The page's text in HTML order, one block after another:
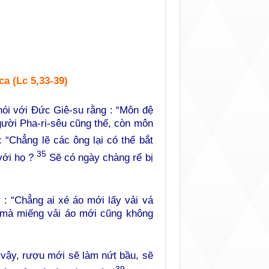
(Lc 5,33-39)
với Đức Giê-su rằng : “Môn đệ
Pha-ri-sêu cũng thế, còn môn
lẽ các ông lại có thể bắt
họ ?35 Sẽ có ngày chàng rể bị
“Chẳng ai xé áo mới lấy vải vá
miếng vải áo mới cũng không
rượu mới sẽ làm nứt bầu, sẽ